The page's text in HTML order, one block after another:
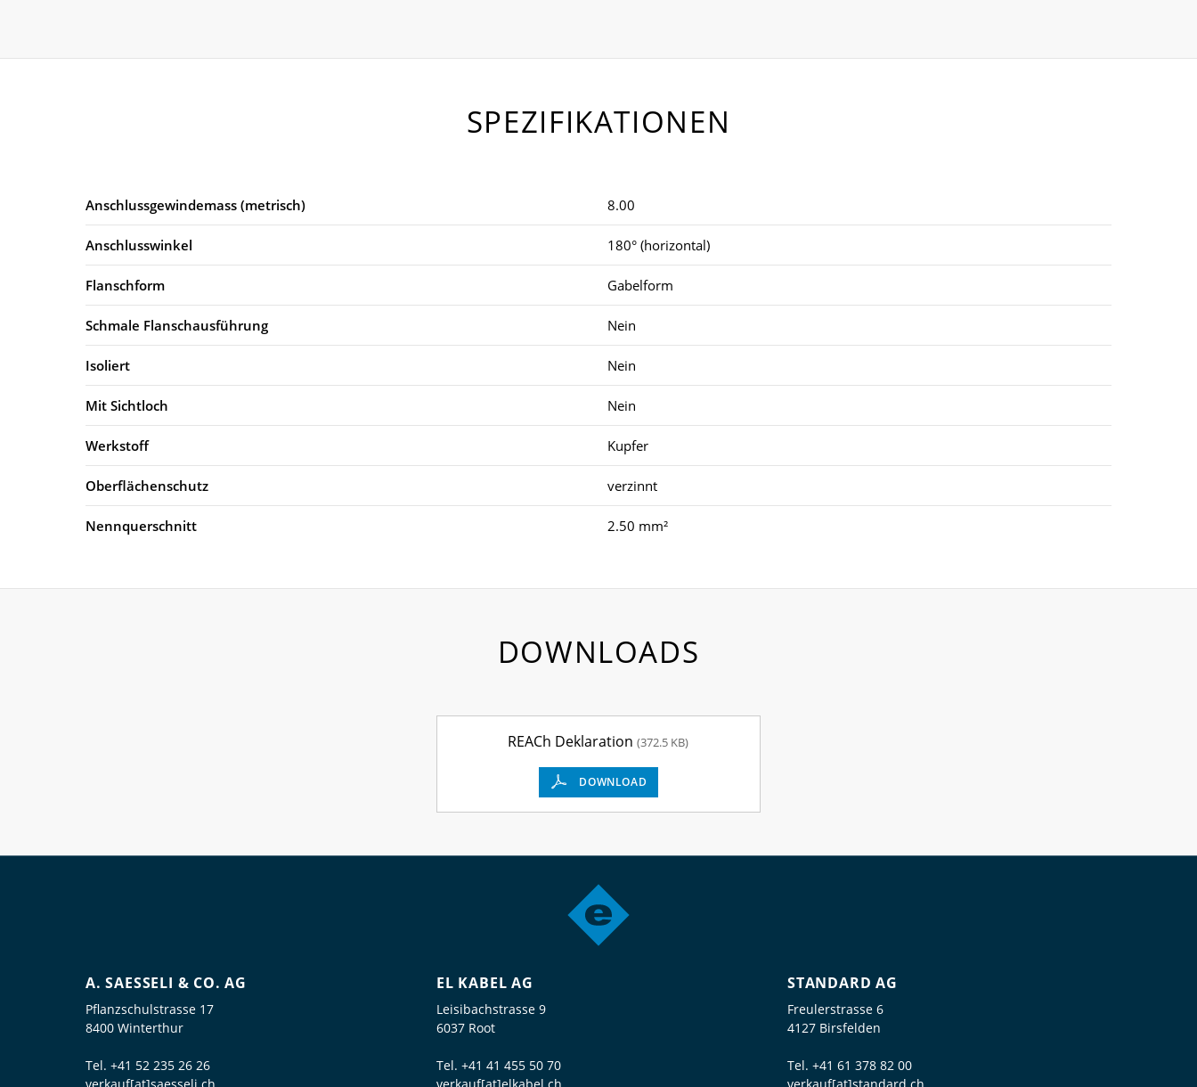
SPEZIFIKATIONEN
Anschlussgewindemass (metrisch) 8.00
Anschlusswinkel 180° (horizontal)
Flanschform Gabelform
Schmale Flanschausführung Nein
Isoliert Nein
Mit Sichtloch Nein
Werkstoff Kupfer
Oberflächenschutz verzinnt
Nennquerschnitt 2.50 mm²
DOWNLOADS
REACh Deklaration(372.5 KB)
DOWNLOAD
A. SAESSELI & CO. AG
Pflanzschulstrasse 17
8400 Winterthur
Tel. +41 52 235 26 26
EL KABEL AG
Leisibachstrasse 9
6037 Root
Tel. +41 41 455 50 70
STANDARD AG
Freulerstrasse 6
4127 Birsfelden
Tel. +41 61 378 82 00